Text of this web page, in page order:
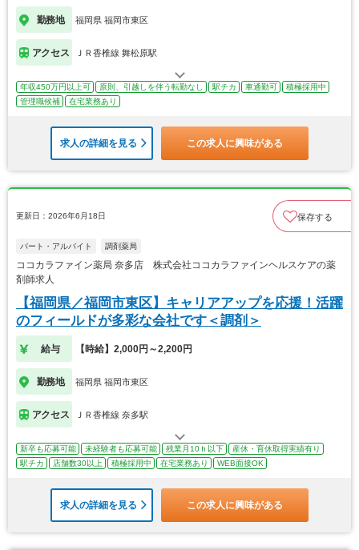
勤務地 福岡県 福岡市東区
アクセス ＪＲ香椎線 舞松原駅
年収450万円以上可 原則、引越しを伴う転勤なし 駅チカ 車通勤可
積極採用中
管理職候補
在宅業務あり
求人の詳細を見る この求人に興味がある
更新日：2026年6月18日 保存する
パート・アルバイト 調剤薬局
ココカラファイン薬局 奈多店 株式会社ココカラファインヘルスケアの薬
剤師求人
【福岡県／福岡市東区】キャリアアップを応援！活躍
のフィールドが多彩な会社です＜調剤＞
給与 【時給】2,000円～2,200円
勤務地 福岡県 福岡市東区
アクセス ＪＲ香椎線 奈多駅
新卒も応募可能 未経験者も応募可能 残業月10ｈ以下
産休・育休取得実績有り
駅チカ
店舗数30以上 積極採用中 在宅業務あり WEB面接OK
求人の詳細を見る この求人に興味がある